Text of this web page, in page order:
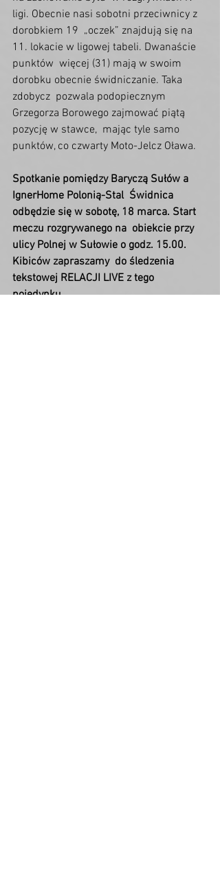
ligi. Obecnie nasi sobotni przeciwnicy z
dorobkiem 19  „oczek” znajdują się na
11. lokacie w ligowej tabeli. Dwanaście
punktów  więcej (31) mają w swoim
dorobku obecnie świdniczanie. Taka
zdobycz  pozwala podopiecznym
Grzegorza Borowego zajmować piątą
pozycję w stawce,  mając tyle samo
punktów, co czwarty Moto-Jelcz Oława.
Spotkanie pomiędzy Baryczą Sułów a
IgnerHome Polonią-Stal  Świdnica
odbędzie się w sobotę, 18 marca. Start
meczu rozgrywanego na  obiekcie przy
ulicy Polnej w Sułowie o godz. 15.00.
Kibiców zapraszamy  do śledzenia
tekstowej RELACJI LIVE z tego
pojedynku.